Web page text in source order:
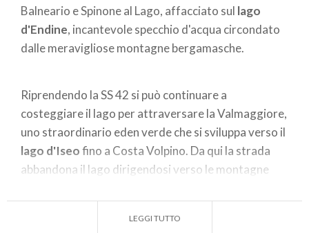
Balneario e Spinone al Lago, affacciato sul lago
d'Endine, incantevole specchio d'acqua circondato
dalle meravigliose montagne bergamasche.
Riprendendo la SS 42 si può continuare a
costeggiare il lago per attraversare la Valmaggiore,
uno straordinario eden verde che si sviluppa verso il
lago d'Iseofino a Costa Volpino. Da qui la strada
abbandona il lago dirigendosi verso le montagne
proprie acqua termali. Dopo una visita a questo
LEGGI TUTTO